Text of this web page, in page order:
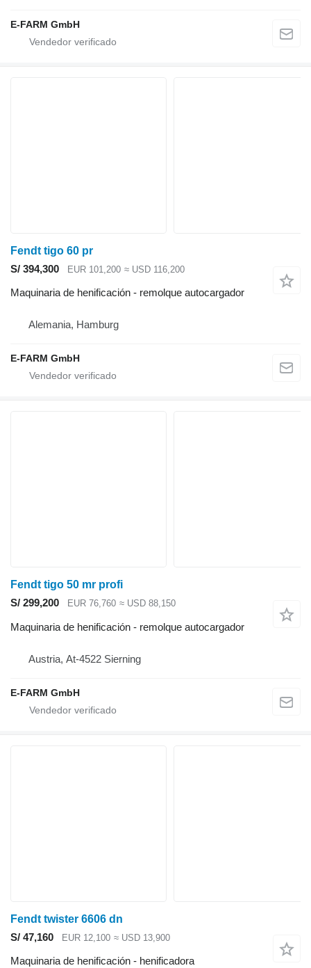
E-FARM GmbH
Fendt tigo 60 pr
S/ 394,300
EUR 101,200 ≈ USD 116,200
Maquinaria de henificación - remolque autocargador
Alemania, Hamburg
E-FARM GmbH
Fendt tigo 50 mr profi
S/ 299,200
EUR 76,760 ≈ USD 88,150
Maquinaria de henificación - remolque autocargador
Austria, At-4522 Sierning
E-FARM GmbH
Fendt twister 6606 dn
S/ 47,160
EUR 12,100 ≈ USD 13,900
Maquinaria de henificación - henificadora